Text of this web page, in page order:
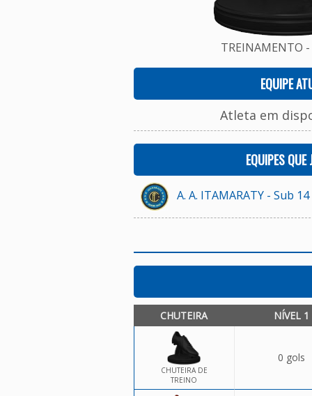
TREINAMENTO -
EQUIPE
Atleta em
EQUIPES QUE
A. A. ITAMARATY - Sub 14
CHUTEIRA NÍVEL 1
CHUTEIRA DE
TREINO
0 gols